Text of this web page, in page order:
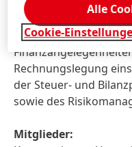
Aufgaben:
Der Finanzausschuss
Rechnungslegung
der Steuer- und
sowie des
Mitglieder:
Cookie-
Alle